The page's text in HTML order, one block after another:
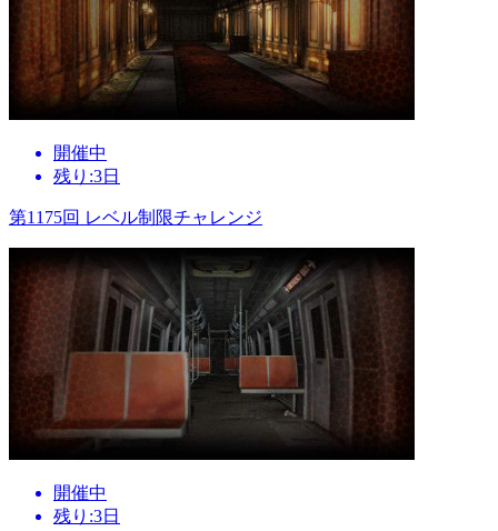
開催中
残り:3日
第1175回 レベル制限チャレンジ
開催中
残り:3日